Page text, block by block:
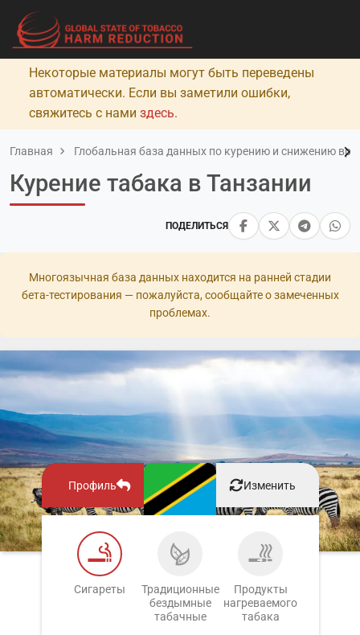
Некоторые материалы могут быть переведены
автоматически. Если вы заметили ошибки,
свяжитесь с нами здесь.
Главная Глобальная база данных по курению и снижению
ПОДЕЛИТЬСЯ
Курение табака в Танзании
Многоязычная база данных находится на ранней стадии
бета-тестирования — пожалуйста, сообщайте о замеченных
проблемах.
Профиль Изменить
Сигареты
Традиционные
бездымные
табачные
Продукты
нагреваемого
табака